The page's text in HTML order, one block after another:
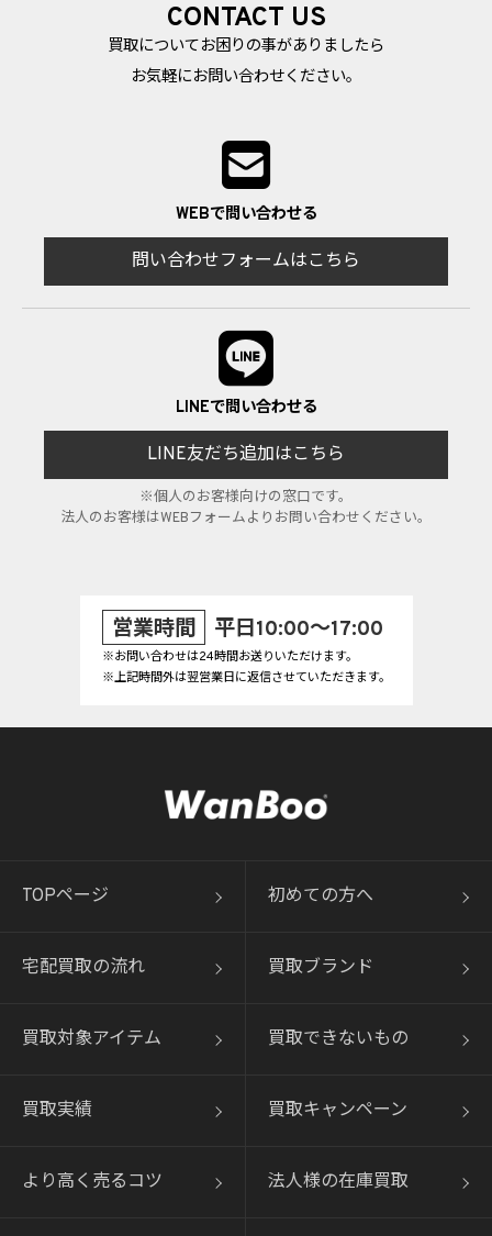
CONTACT US
買取についてお困りの事がありましたら
お気軽にお問い合わせください。
WEBで問い合わせる
問い合わせフォームはこちら
LINEで問い合わせる
LINE友だち追加はこちら
※個人のお客様向けの窓口です。
法人のお客様はWEBフォームよりお問い合わせください。
営業時間 平日10:00～17:00
※お問い合わせは24時間お送りいただけます。
※上記時間外は翌営業日に返信させていただきます。
TOPページ 初めての方へ
宅配買取の流れ 買取ブランド
買取対象アイテム 買取できないもの
買取実績 買取キャンペーン
より高く売るコツ 法人様の在庫買取